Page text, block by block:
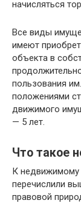
начисляться
Все виды
имеют
объекта в
пользования
положениями
движимого
— 5 лет.
Что такое
К недвижимому
перечислили
правовой